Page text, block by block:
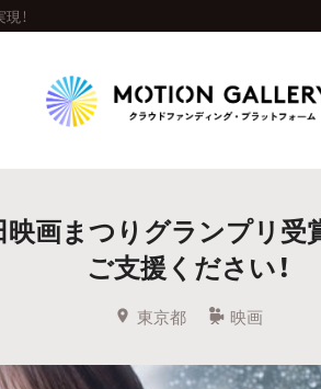
！
ジェクト 新着プロジェクト 終
Feature
ら探す キュレーターから探す
映画まつりグランプリ
ご支援ください！
東京都 映画